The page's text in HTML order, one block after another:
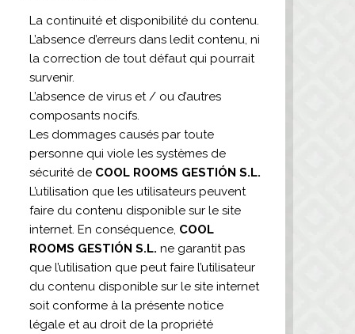
La continuité et disponibilité du contenu.
L’absence d’erreurs dans ledit contenu, ni
la correction de tout défaut qui pourrait
survenir.
L’absence de virus et / ou d’autres
composants nocifs.
Les dommages causés par toute
personne qui viole les systèmes de
sécurité de COOL ROOMS GESTIÓN S.L.
L’utilisation que les utilisateurs peuvent
faire du contenu disponible sur le site
internet. En conséquence, COOL
ROOMS GESTIÓN S.L. ne garantit pas
que l’utilisation que peut faire l’utilisateur
du contenu disponible sur le site internet
soit conforme à la présente notice
légale et au droit de la propriété